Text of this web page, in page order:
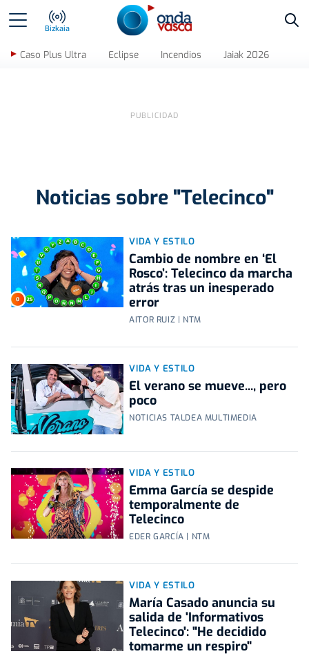
Bizkaia
Caso Plus Ultra Eclipse Incendios Jaiak 2026
Noticias sobre "Telecinco"
VIDA Y ESTILO
Cambio de nombre en ‘El
Rosco’: Telecinco da marcha
atrás tras un inesperado
error
AITOR RUIZ | NTM
VIDA Y ESTILO
El verano se mueve..., pero
poco
NOTICIAS TALDEA MULTIMEDIA
VIDA Y ESTILO
Emma García se despide
temporalmente de
Telecinco
EDER GARCÍA | NTM
VIDA Y ESTILO
María Casado anuncia su
salida de 'Informativos
Telecinco': "He decidido
tomarme un respiro"